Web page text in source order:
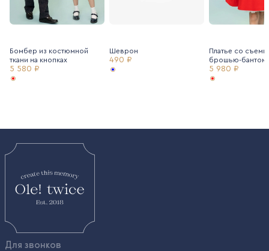
Бомбер из костюмной
ткани на кнопках
5 580 ₽
Шеврон
490 ₽
Платье со
брошью-бантом
5 980 ₽
Для звонков